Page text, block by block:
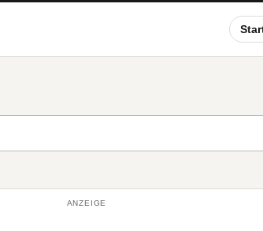
ANZEIGE